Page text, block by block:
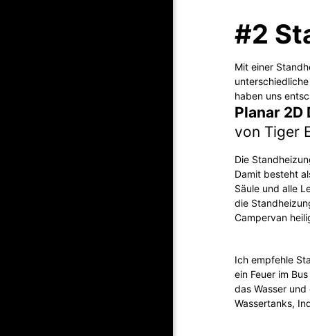
#2
Mit einer
haben uns
Planar 2D
von Tiger
Die
Damit besteht
Säule und alle
die
Campervan
Ich empfehle
ein Feuer im
das Wasser
Wassertanks,